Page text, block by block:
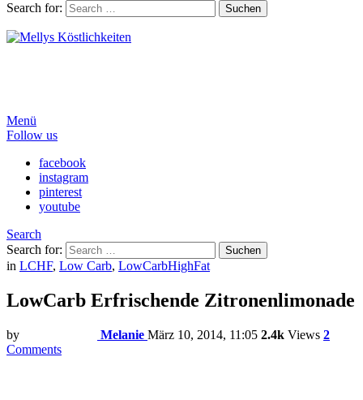
Search for:
Suchen
Menü
Follow us
facebook
instagram
pinterest
youtube
Search
Search for:
Suchen
in LCHF, Low Carb, LowCarbHighFat
LowCarb Erfrischende Zitronenlimonade
by Melanie März 10, 2014, 11:05 2.4k Views 2
Comments